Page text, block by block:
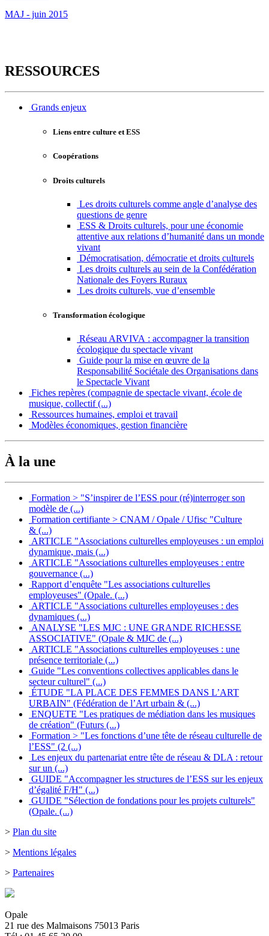
MAJ - juin 2015
RESSOURCES
Grands enjeux
Liens entre culture et ESS
Coopérations
Droits culturels
Les droits culturels comme angle d’analyse des
questions de genre
ESS & Droits culturels, pour une économie
attentive aux relations d’humanité dans un monde
vivant
Démocratisation, démocratie et droits culturels
Les droits culturels au sein de la Confédération
Nationale des Foyers Ruraux
Les droits culturels, vue d’ensemble
Transformation écologique
Réseau ARVIVA : accompagner la transition
écologique du spectacle vivant
Guide pour la mise en œuvre de la
Responsabilité Sociétale des Organisations dans
le Spectacle Vivant
Fiches repères (compagnie de spectacle vivant, école de
musique, collectif (...)
Ressources humaines, emploi et travail
Modèles économiques, gestion financière
À la une
Formation > "S’inspirer de l’ESS pour (ré)interroger son
modèle de (...)
Formation certifiante > CNAM / Opale / Ufisc "Culture
& (...)
ARTICLE "Associations culturelles employeuses : un emploi
dynamique, mais (...)
ARTICLE "Associations culturelles employeuses : entre
gouvernance (...)
Rapport d’enquête "Les associations culturelles
employeuses" (Opale. (...)
ARTICLE "Associations culturelles employeuses : des
dynamiques (...)
ANALYSE "LES MJC : UNE GRANDE RICHESSE
ASSOCIATIVE" (Opale & MJC de (...)
ARTICLE "Associations culturelles employeuses : une
présence territoriale (...)
Guide "Les conventions collectives applicables dans le
secteur culturel" (...)
ÉTUDE "LA PLACE DES FEMMES DANS L’ART
URBAIN" (Fédération de l’Art urbain & (...)
ENQUETE "Les pratiques de médiation dans les musiques
de création" (Futurs (...)
Formation > "Les fonctions d’une tête de réseau culturelle de
l’ESS" (2 (...)
Les enjeux du partenariat entre tête de réseau & DLA : retour
sur un (...)
GUIDE "Accompagner les structures de l’ESS sur les enjeux
d’égalité F/H" (...)
GUIDE "Sélection de fondations pour les projets culturels"
(Opale. (...)
> Plan du site
> Mentions légales
> Partenaires
Opale
21 rue des Malmaisons 75013 Paris